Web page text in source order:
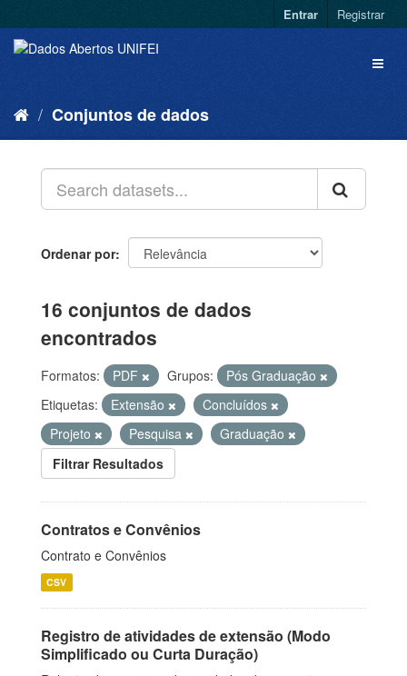
Entrar Registrar
Conjuntos de dados
Ordenar por
16 conjuntos de dados
encontrados
Formatos: PDF Grupos:
Pós Graduação
Etiquetas:
Extensão
Concluídos
Projeto
Pesquisa
Graduação
Filtrar Resultados
Contratos e Convênios
Contrato e Convênios
CSV
Registro de atividades de extensão (Modo
Simplificado ou Curta Duração)